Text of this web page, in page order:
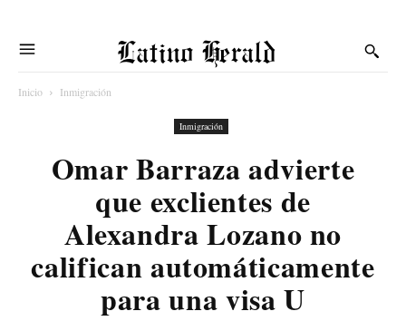
Latino Herald
Inicio Inmigración
Inmigración
Omar Barraza advierte
que exclientes de
Alexandra Lozano no
califican automáticamente
para una visa U